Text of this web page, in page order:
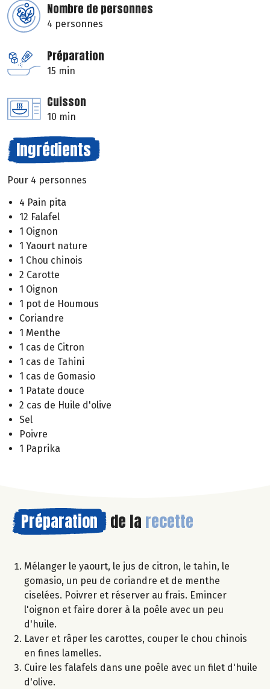
Nombre de personnes
4 personnes
Préparation
15 min
Cuisson
10 min
Ingrédients
Pour 4 personnes
4 Pain pita
12 Falafel
1 Oignon
1 Yaourt nature
1 Chou chinois
2 Carotte
1 Oignon
1 pot de Houmous
Coriandre
1 Menthe
1 cas de Citron
1 cas de Tahini
1 cas de Gomasio
1 Patate douce
2 cas de Huile d'olive
Sel
Poivre
1 Paprika
Préparation de la recette
Mélanger le yaourt, le jus de citron, le tahin, le
gomasio, un peu de coriandre et de menthe
ciselées. Poivrer et réserver au frais. Emincer
l'oignon et faire dorer à la poêle avec un peu
d'huile.
Laver et râper les carottes, couper le chou chinois
en fines lamelles.
Cuire les falafels dans une poêle avec un filet d'huile
d'olive.